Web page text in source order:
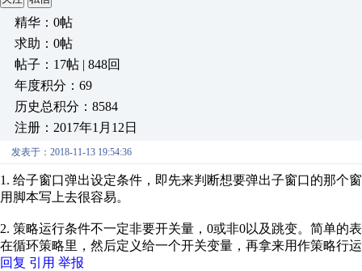
精华：0帖
求助：0帖
帖子：17帖 | 848回
年度积分：69
历史总积分：8584
注册：2017年1月12日
发表于：2018-11-13 19:54:36
1. 给子窗口弹出设定条件，即先来判断想要弹出子窗口的那个
用脚本写上去很容易。
2. 策略运行条件不一定非要开关量，0或非0以及跳变。简单的
在循环策略里，然后定义给一个开关变量，再拿来用作策略行
回复 引用 举报